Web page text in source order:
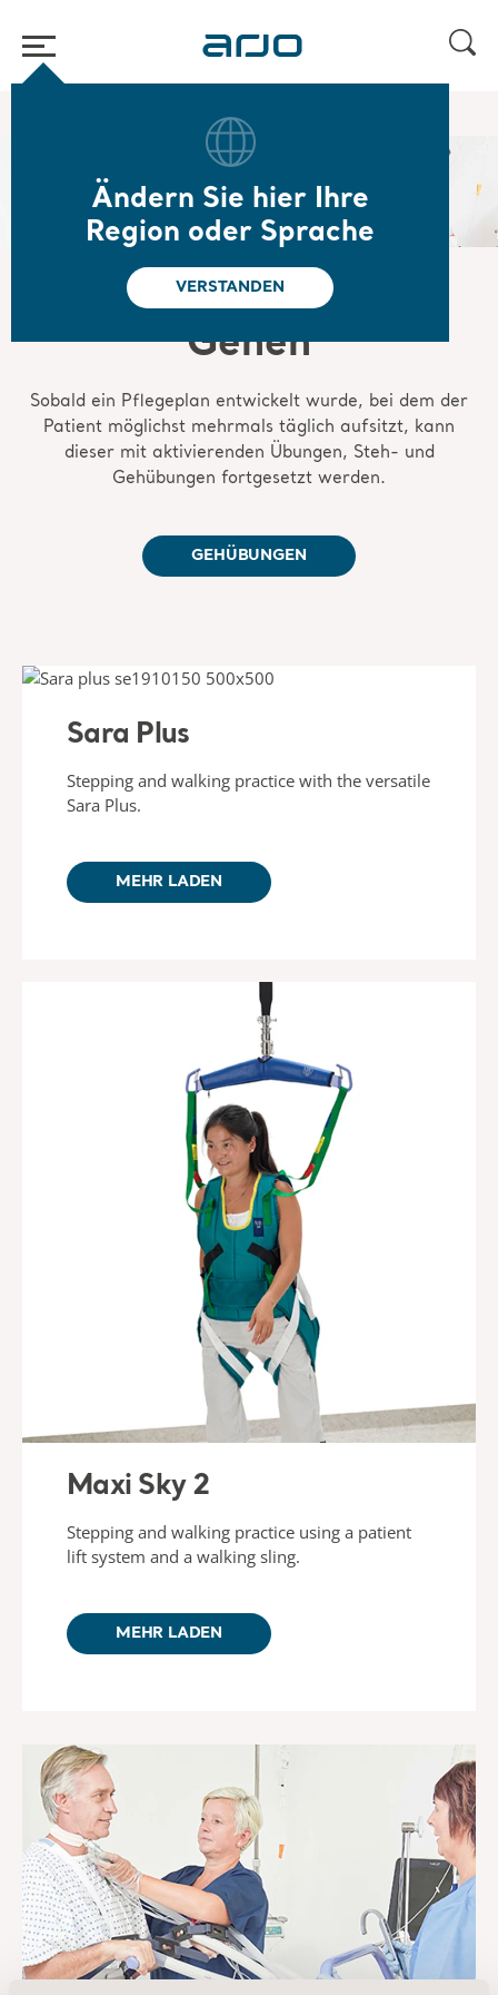
Ändern Sie hier Ihre
Region oder Sprache
VERSTANDEN
Frühmobilisierung /
Gehen
Sobald ein Pflegeplan entwickelt wurde, bei dem der
Patient möglichst mehrmals täglich aufsitzt, kann
dieser mit aktivierenden Übungen, Steh- und
Gehübungen fortgesetzt werden.
GEHÜBUNGEN
Sara Plus
Stepping and walking practice with the versatile
Sara Plus.
MEHR LADEN
Maxi Sky 2
Stepping and walking practice using a patient
lift system and a walking sling.
MEHR LADEN